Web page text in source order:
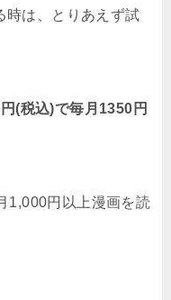
時は、とりあえず試
(税込)で毎月1350円
1,000円以上漫画を読